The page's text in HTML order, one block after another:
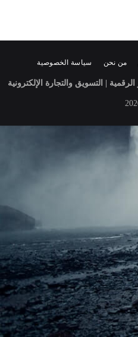
من نحن سياسة الخصوصية
| التسويق والتجارة الإلكترونية